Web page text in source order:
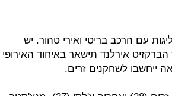
עם הרכב בריטי ואירי טהור. יש
אירלנד תישאר באיחוד האירופי
ייחשבו לשחקנים זרים.